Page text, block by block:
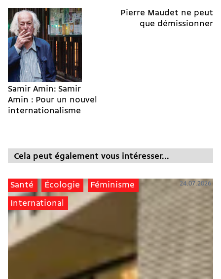
Samir Amin: Samir
Amin : Pour un nouvel
internationalisme
Pierre Maudet ne peut
que démissionner
Cela peut également vous intéresser...
Santé Écologie Féminisme
International
24.07.2026